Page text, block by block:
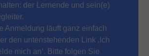
der Lernende und sein(e)
Anmeldung läuft ganz einfach
den untenstehenden Link ‚Ich
mich an‘. Bitte folgen Sie